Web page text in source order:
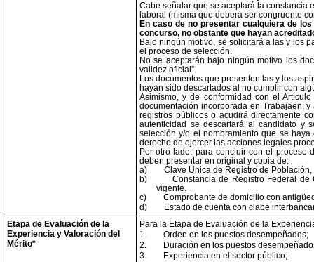
Cabe señalar que se aceptará la constancia
laboral (misma que deberá ser congruente
En caso de no presentar cualquiera de
concurso, no obstante que hayan
Bajo ningún motivo, se solicitará a las y los
el proceso de selección.
No se aceptarán bajo ningún motivo los
validez oficial”.
Los documentos que presenten las y los
hayan sido descartados al no cumplir con
Asimismo, y de conformidad con el
documentación incorporada en Trabajaen,
registros públicos o acudirá directamente
autenticidad se descartará al candidato y
selección y/o el nombramiento que se
derecho de ejercer las acciones legales
Por otro lado, para concluir con el proceso
deben presentar en original y copia de:
a)
Clave Unica de Registro de
b)
Constancia de Registro Federal de
vigente.
c)
Comprobante de domicilio con
d)
Estado de cuenta con clabe
Etapa de Evaluación de la
Experiencia y Valoración del
Mérito*
Para la Etapa de Evaluación de la
1.
Orden en los puestos desempeñados;
2.
Duración en los puestos
3.
Experiencia en el sector público;